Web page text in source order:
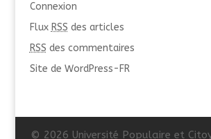
Connexion
Flux RSS des articles
RSS des commentaires
Site de WordPress-FR
© 2026 Université Populaire et